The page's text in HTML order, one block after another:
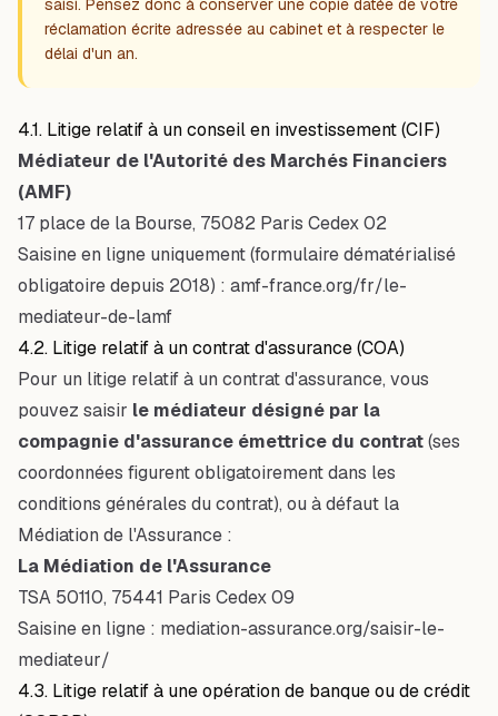
saisi. Pensez donc à conserver une copie datée de votre
réclamation écrite adressée au cabinet et à respecter le
délai d'un an.
4.1. Litige relatif à un conseil en investissement (CIF)
Médiateur de l'Autorité des Marchés Financiers
(AMF)
17 place de la Bourse, 75082 Paris Cedex 02
Saisine en ligne uniquement (formulaire dématérialisé
obligatoire depuis 2018) : amf-france.org/fr/le-
mediateur-de-lamf
4.2. Litige relatif à un contrat d'assurance (COA)
Pour un litige relatif à un contrat d'assurance, vous
pouvez saisir le médiateur désigné par la
compagnie d'assurance émettrice du contrat(ses
coordonnées figurent obligatoirement dans les
conditions générales du contrat), ou à défaut la
Médiation de l'Assurance :
La Médiation de l'Assurance
TSA 50110, 75441 Paris Cedex 09
Saisine en ligne : mediation-assurance.org/saisir-le-
mediateur/
4.3. Litige relatif à une opération de banque ou de crédit